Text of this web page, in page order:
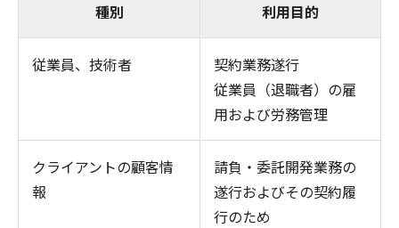
種別 利用目的
従業員、技術者
契約業務遂行
従業員（退職者）の雇
用および労務管理
クライアントの顧客情
報
請負・委託開発業務の
遂行およびその契約履
行のため